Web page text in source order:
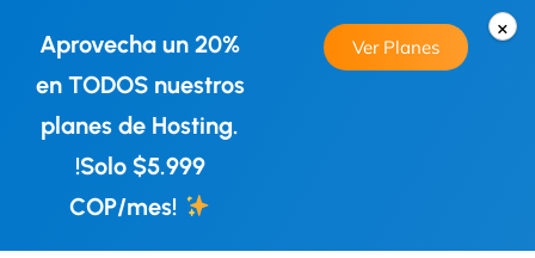
×
Aprovecha un 20%
en TODOS nuestros
planes de Hosting.
!Solo $5.999
COP/mes!
Ver Planes